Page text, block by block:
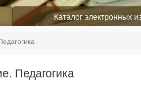
Каталог электронных
Педагогика